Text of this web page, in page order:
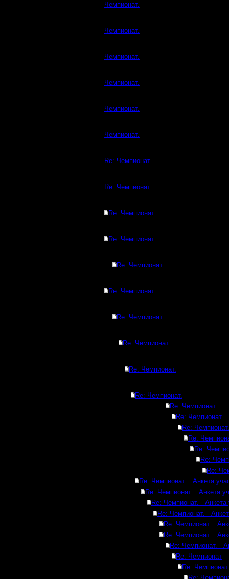
Чемпионат.
Чемпионат.
Чемпионат.
Чемпионат.
Чемпионат.
Чемпионат.
Re: Чемпионат.
Re: Чемпионат.
Re: Чемпионат.
Re: Чемпионат.
Re: Чемпионат.
Re: Чемпионат.
Re: Чемпионат.
Re: Чемпионат.
Re: Чемпионат.
Re: Чемпионат.
Re: Чемпионат.
Re: Чемпионат.
Re: Чемпионат.
Re:
Re:
Re:
Re:
Re: Чемпионат. Анкета
Re: Чемпионат. Анкета
Re: Чемпионат. Анкета
Re: Чемпионат.
Re: Чемпионат.
Re: Чемпионат.
Re: Чемпионат.
Re: Чемпионат
Re: Чемпионат